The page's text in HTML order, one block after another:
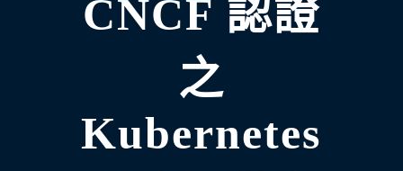
CNCF 認證
之
Kubernetes